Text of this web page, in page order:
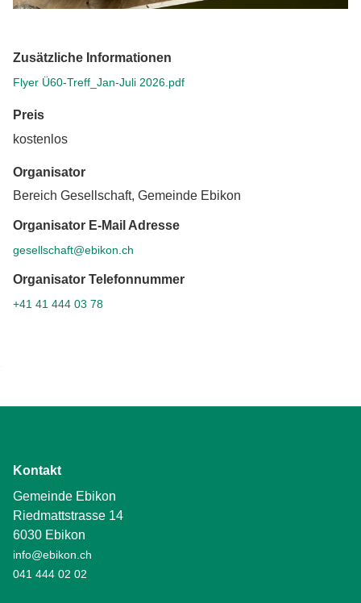
Zusätzliche Informationen
Flyer Ü60-Treff_Jan-Juli 2026.pdf
Preis
kostenlos
Organisator
Bereich Gesellschaft, Gemeinde Ebikon
Organisator E-Mail Adresse
gesellschaft@ebikon.ch
Organisator Telefonnummer
+41 41 444 03 78
Kontakt
Gemeinde Ebikon
Riedmattstrasse 14
6030 Ebikon
info@ebikon.ch
041 444 02 02